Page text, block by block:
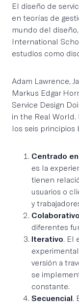
El diseño de
en teorías de
mundo del
International
estudios como
Adam Lawrence,
Markus Edgar
Service Design
in the Real
los seis principios
Centrado
es la
tienen
usuarios o
y
Colaborativo
diferentes
Iterativo. El
versión a
se
constante.
Secuencial.